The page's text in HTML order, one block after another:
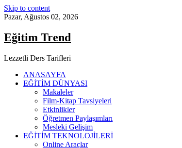
Skip to content
Pazar, Ağustos 02, 2026
Eğitim Trend
Lezzetli Ders Tarifleri
ANASAYFA
EĞİTİM DÜNYASI
Makaleler
Film-Kitap Tavsiyeleri
Etkinlikler
Öğretmen Paylaşımları
Mesleki Gelişim
EĞİTİM TEKNOLOJİLERİ
Online Araçlar